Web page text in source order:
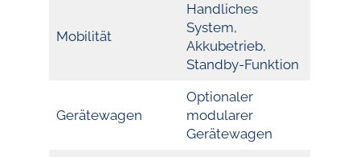
Mobilität
Handliches
System,
Akkubetrieb,
Standby-Funktion
Gerätewagen
Optionaler
modularer
Gerätewagen